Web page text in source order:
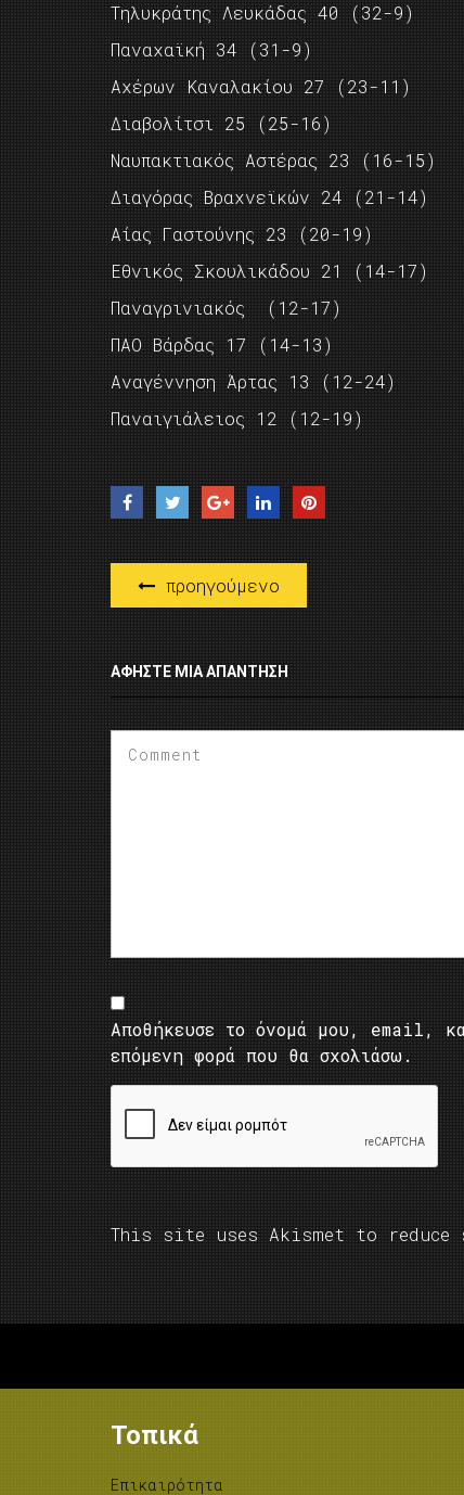
Τηλυκράτης Λευκάδας 40 (32-9)
Παναχαϊκή 34 (31-9)
Αχέρων Καναλακίου 27 (23-11)
Διαβολίτσι 25 (25-16)
Ναυπακτιακός Αστέρας 23 (16-15)
Διαγόρας Βραχνεϊκών 24 (21-14)
Αίας Γαστούνης 23 (20-19)
Εθνικός Σκουλικάδου 21 (14-17)
Παναγρινιακός (12-17)
ΠΑΟ Βάρδας 17 (14-13)
Αναγέννηση Άρτας 13 (12-24)
Παναιγιάλειος 12 (12-19)
προηγούμενο
ΑΦΉΣΤΕ ΜΙΑ ΑΠΆΝΤΗΣΗ
Αποθήκευσε το όνομά μου, email,
επόμενη φορά που θα σχολιάσω.
This site uses Akismet to reduce
Τοπικά
Επικαιρότητα